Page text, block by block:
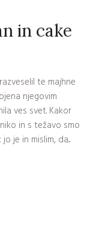
in cake
te majhne
njegovim
ves svet. Kakor
in s težavo smo
je in mislim, da...